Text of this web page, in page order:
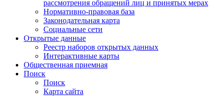
рассмотрения обращений лиц и принятых мерах
Нормативно-правовая база
Законодательная карта
Социальные сети
Открытые данные
Реестр наборов открытых данных
Интерактивные карты
Общественная приемная
Поиск
Поиск
Карта сайта